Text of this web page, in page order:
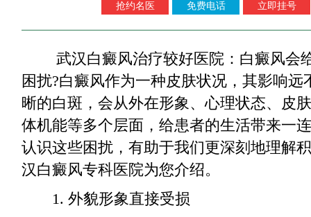
抢约名医 免费电话 立即挂号
武汉白癜风治疗较好医院：白癜风会
困扰?白癜风作为一种皮肤状况，其影响
晰的白斑，会从外在形象、心理状态、皮
体机能等多个层面，给患者的生活带来一
认识这些困扰，有助于我们更深刻地理解
汉白癜风专科医院为您介绍。
1. 外貌形象直接受损